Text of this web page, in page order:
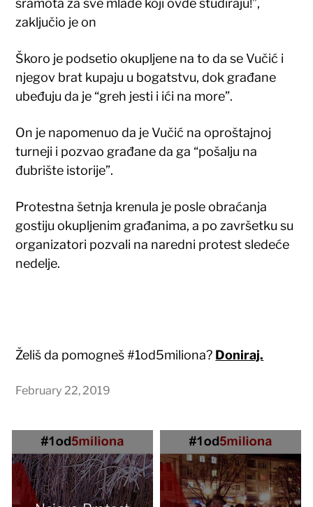
zaključio je on
Škoro je podsetio okupljene na to da se Vučić i
njegov brat kupaju u bogatstvu, dok građane
ubeđuju da je “greh jesti i ići na more”.
On je napomenuo da je Vučić na oproštajnoj
turneji i pozvao građane da ga “pošalju na
đubrište istorije”.
Protestna šetnja krenula je posle obraćanja
gostiju okupljenim građanima, a po završetku su
organizatori pozvali na naredni protest sledeće
nedelje.
Želiš da pomogneš #1od5miliona? Doniraj.
February 22, 2019